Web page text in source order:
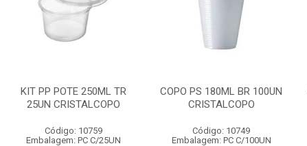
KIT PP POTE 250ML TR
25UN CRISTALCOPO
Código: 10759
Embalagem: PC C/25UN
COPO PS 180ML BR 100UN
CRISTALCOPO
Código: 10749
Embalagem: PC C/100UN